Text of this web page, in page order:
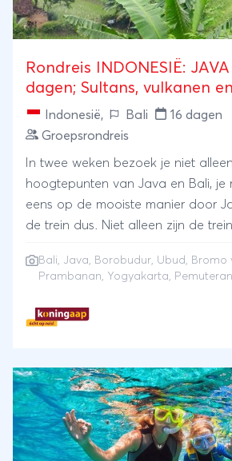
Rondreis INDONESIË:
dagen; Sultans, vulkanen
Indonesië, Bali
16 dagen
Groepsrondreis
In twee weken bezoek je niet
hoogtepunten van Java en Bali, je
eens op de mooiste manier door
de trein dus. Niet alleen zijn de
je vingers bij af te likken. Geen
Benieuwd naar wat je verder zoal
Dwaal in Yogyakarta rond in het
heiligdommen Borobudur en
kraterrand van de Bromo vulkaan
overblijfselen van het Nederlands
Luieren en snorkelen doe je op
van Pemuteran en in het West-Bali
Bali, Java, Borobudur, Ubud , Bromo
Prambanan, Yogyakarta, Pemuteran